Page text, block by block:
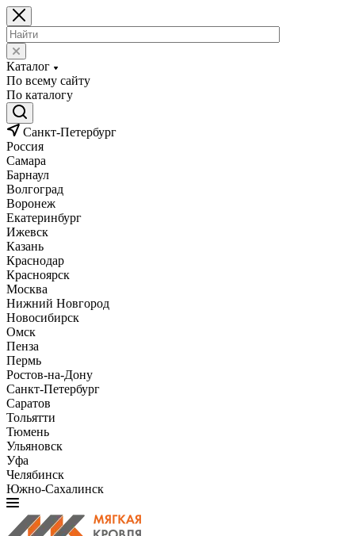
Каталог
По всему сайту
По каталогу
Санкт-Петербург
Россия
Самара
Барнаул
Волгоград
Воронеж
Екатеринбург
Ижевск
Казань
Краснодар
Красноярск
Москва
Нижний Новгород
Новосибирск
Омск
Пенза
Пермь
Ростов-на-Дону
Санкт-Петербург
Саратов
Тольятти
Тюмень
Ульяновск
Уфа
Челябинск
Южно-Сахалинск